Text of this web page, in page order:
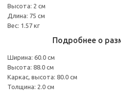
Высота: 2 см
Длина: 75 см
Вес: 1.57 кг
Подробнее о
Ширина: 60.0 см
Высота: 88.0 см
Каркас, высота: 80.0 см
Толщина: 2.0 см